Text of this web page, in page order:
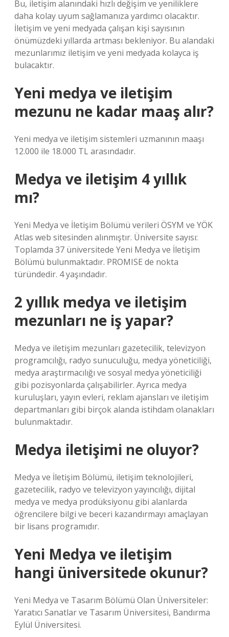
Bu, iletişim alanındaki hızlı değişim ve yeniliklere
daha kolay uyum sağlamanıza yardımcı olacaktır.
İletişim ve yeni medyada çalışan kişi sayısının
önümüzdeki yıllarda artması bekleniyor. Bu alandaki
mezunlarımız iletişim ve yeni medyada kolayca iş
bulacaktır.
Yeni medya ve iletişim
mezunu ne kadar maaş alır?
Yeni medya ve iletişim sistemleri uzmanının maaşı
12.000 ile 18.000 TL arasındadır.
Medya ve iletişim 4 yıllık
mı?
Yeni Medya ve İletişim Bölümü verileri ÖSYM ve YÖK
Atlas web sitesinden alınmıştır. Üniversite sayısı:
Toplamda 37 üniversitede Yeni Medya ve İletişim
Bölümü bulunmaktadır. PROMISE de nokta
türündedir. 4 yaşındadır.
2 yıllık medya ve iletişim
mezunları ne iş yapar?
Medya ve iletişim mezunları gazetecilik, televizyon
programcılığı, radyo sunuculuğu, medya yöneticiliği,
medya araştırmacılığı ve sosyal medya yöneticiliği
gibi pozisyonlarda çalışabilirler. Ayrıca medya
kuruluşları, yayın evleri, reklam ajansları ve iletişim
departmanları gibi birçok alanda istihdam olanakları
bulunmaktadır.
Medya iletişimi ne oluyor?
Medya ve İletişim Bölümü, iletişim teknolojileri,
gazetecilik, radyo ve televizyon yayıncılığı, dijital
medya ve medya prodüksiyonu gibi alanlarda
öğrencilere bilgi ve beceri kazandırmayı amaçlayan
bir lisans programıdır.
Yeni Medya ve iletişim
hangi üniversitede okunur?
Yeni Medya ve Tasarım Bölümü Olan Üniversiteler:
Yaratıcı Sanatlar ve Tasarım Üniversitesi, Bandırma
Eylül Üniversitesi.